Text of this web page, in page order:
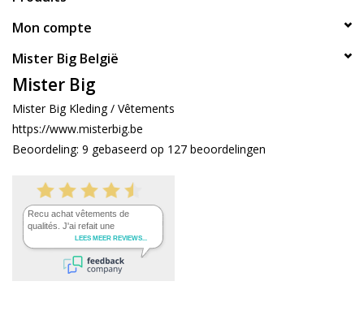
Mon compte
Mister Big België
Mister Big
Mister Big Kleding / Vêtements
https://www.misterbig.be
Beoordeling: 9 gebaseerd op 127 beoordelingen